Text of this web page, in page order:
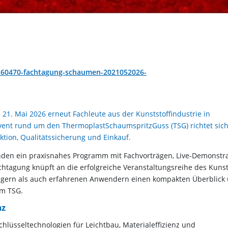
fachtagung-schaumen-2021052026-
Mai 2026 erneut Fachleute aus der Kunststoffindustrie in
rund um den ThermoplastSchaumspritzGuss (TSG) richtet
Qualitätssicherung und Einkauf.
ein praxisnahes Programm mit Fachvorträgen, Live-
knüpft an die erfolgreiche Veranstaltungsreihe des
als auch erfahrenen Anwendern einen kompakten Überblick
TSG.
für Leichtbau, Materialeffizienz und